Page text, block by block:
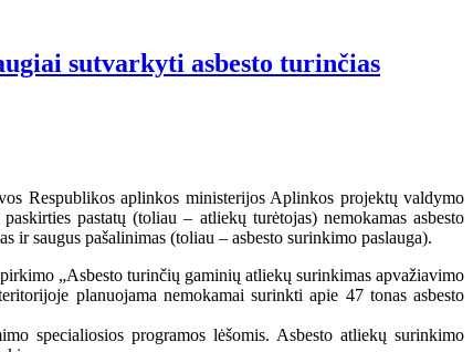
sutvarkyti asbesto turinčias
Respublikos aplinkos ministerijos Aplinkos projektų valdymo
pastatų (toliau – atliekų turėtojas) nemokamas asbesto
ir saugus pašalinimas (toliau – asbesto surinkimo paslauga).
„Asbesto turinčių gaminių atliekų surinkimas apvažiavimo
planuojama nemokamai surinkti apie 47 tonas asbesto
specialiosios programos lėšomis. Asbesto atliekų surinkimo